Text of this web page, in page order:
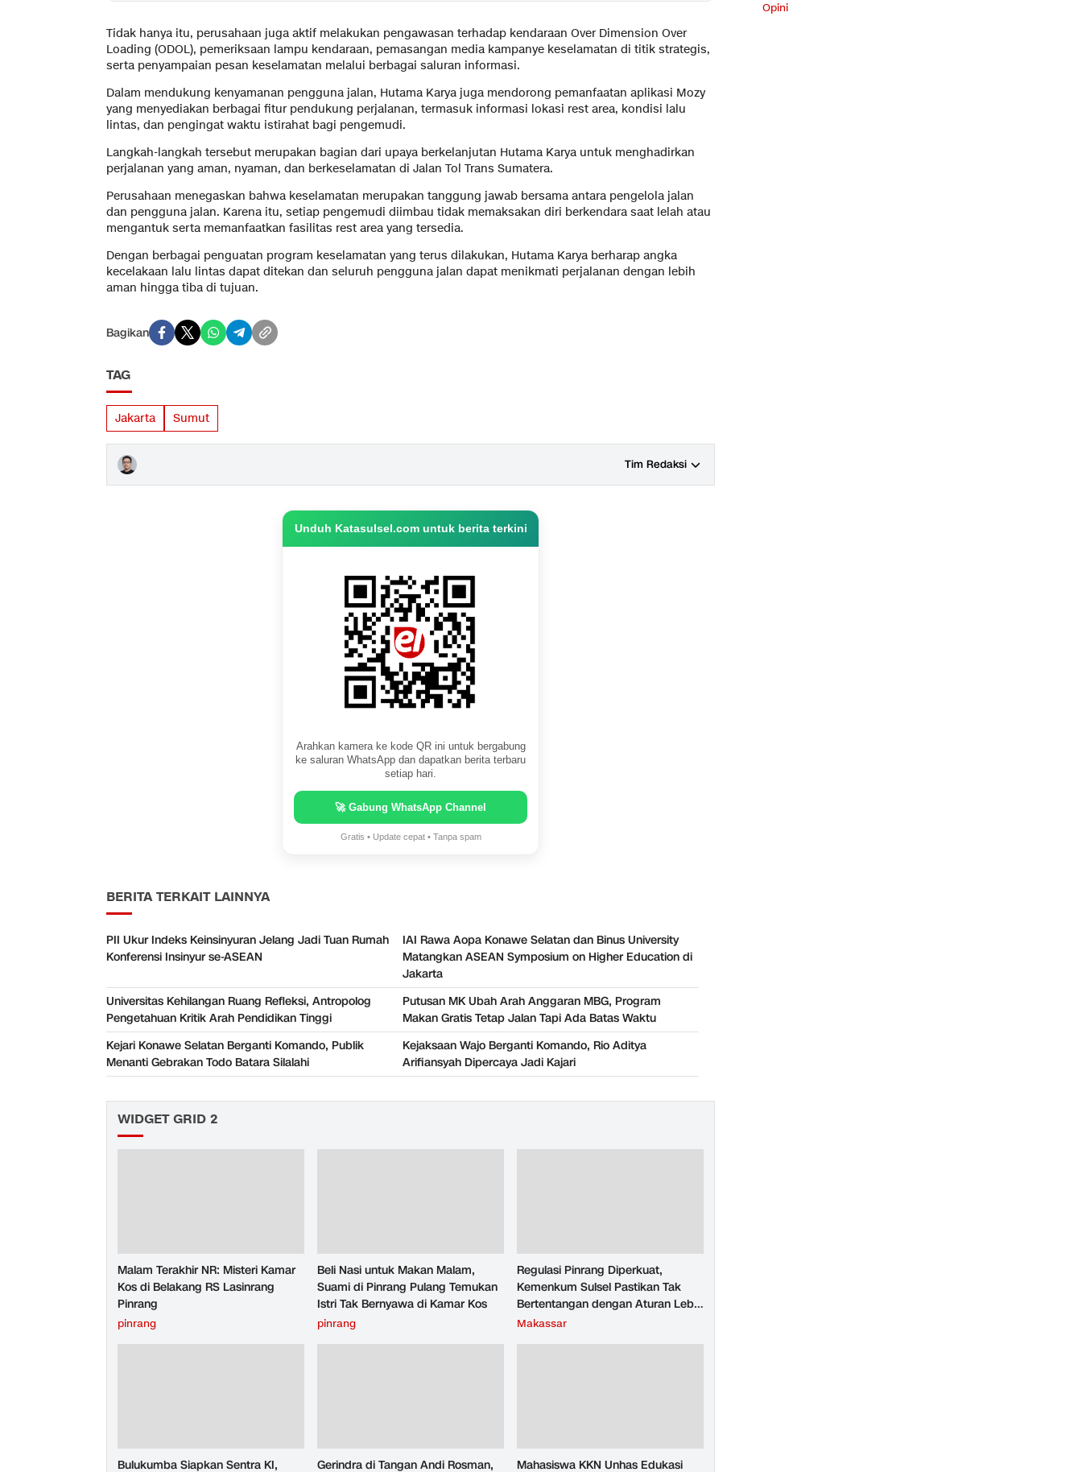
Tidak hanya itu, perusahaan juga aktif melakukan pengawasan terhadap kendaraan Over Dimension Over
Loading (ODOL), pemeriksaan lampu kendaraan, pemasangan media kampanye keselamatan di titik strategis,
serta penyampaian pesan keselamatan melalui berbagai saluran informasi.
Dalam mendukung kenyamanan pengguna jalan, Hutama Karya juga mendorong pemanfaatan aplikasi Mozy
yang menyediakan berbagai fitur pendukung perjalanan, termasuk informasi lokasi rest area, kondisi lalu
lintas, dan pengingat waktu istirahat bagi pengemudi.
Langkah-langkah tersebut merupakan bagian dari upaya berkelanjutan Hutama Karya untuk menghadirkan
perjalanan yang aman, nyaman, dan berkeselamatan di Jalan Tol Trans Sumatera.
Perusahaan menegaskan bahwa keselamatan merupakan tanggung jawab bersama antara pengelola jalan
dan pengguna jalan. Karena itu, setiap pengemudi diimbau tidak memaksakan diri berkendara saat lelah atau
mengantuk serta memanfaatkan fasilitas rest area yang tersedia.
Dengan berbagai penguatan program keselamatan yang terus dilakukan, Hutama Karya berharap angka
kecelakaan lalu lintas dapat ditekan dan seluruh pengguna jalan dapat menikmati perjalanan dengan lebih
aman hingga tiba di tujuan.
Bagikan
TAG
Jakarta Sumut
Tim Redaksi
Unduh Katasulsel.com untuk berita terkini
Arahkan kamera ke kode QR ini untuk bergabung
ke saluran WhatsApp dan dapatkan berita terbaru
setiap hari.
🚀 Gabung WhatsApp Channel
Gratis • Update cepat • Tanpa spam
BERITA TERKAIT LAINNYA
PII Ukur Indeks Keinsinyuran Jelang Jadi Tuan Rumah
Konferensi Insinyur se-ASEAN
IAI Rawa Aopa Konawe Selatan dan Binus University
Matangkan ASEAN Symposium on Higher Education di
Jakarta
Universitas Kehilangan Ruang Refleksi, Antropolog
Pengetahuan Kritik Arah Pendidikan Tinggi
Putusan MK Ubah Arah Anggaran MBG, Program
Makan Gratis Tetap Jalan Tapi Ada Batas Waktu
Kejari Konawe Selatan Berganti Komando, Publik
Menanti Gebrakan Todo Batara Silalahi
Kejaksaan Wajo Berganti Komando, Rio Aditya
Arifiansyah Dipercaya Jadi Kajari
WIDGET GRID 2
Malam Terakhir NR: Misteri Kamar
Kos di Belakang RS Lasinrang
Pinrang
pinrang
Beli Nasi untuk Makan Malam,
Suami di Pinrang Pulang Temukan
Istri Tak Bernyawa di Kamar Kos
pinrang
Regulasi Pinrang Diperkuat,
Kemenkum Sulsel Pastikan Tak
Bertentangan dengan Aturan Lebih
Tinggi
Makassar
Bulukumba Siapkan Sentra KI, Gerindra di Tangan Andi Rosman, Mahasiswa KKN Unhas Edukasi
Opini